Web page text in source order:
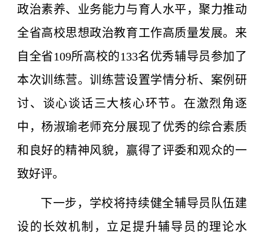
政治素养、业务能力与育人水平，聚力推动
全省高校思想政治教育工作高质量发展。来
自全省109所高校的133名优秀辅导员参加了
本次训练营。训练营设置学情分析、案例研
讨、谈心谈话三大核心环节。在激烈角逐
中，杨淑瑜老师充分展现了优秀的综合素质
和良好的精神风貌，赢得了评委和观众的一
致好评。
下一步，学校将持续健全辅导员队伍建
设的长效机制，立足提升辅导员的理论水